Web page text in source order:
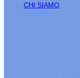
CHI SIAMO
LAVORO